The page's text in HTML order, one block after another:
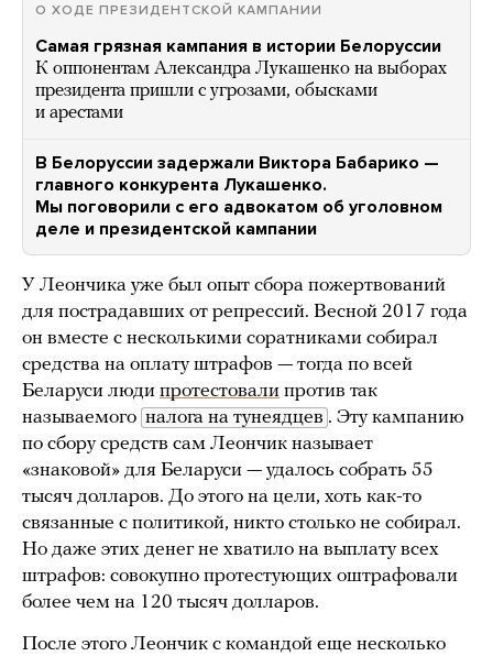
О ХОДЕ ПРЕЗИДЕНТСКОЙ КАМПАНИИ
Самая грязная кампания в истории Белоруссии
К оппонентам Александра Лукашенко на выборах
президента пришли с угрозами, обысками
и арестами
В Белоруссии задержали Виктора Бабарико —
главного конкурента Лукашенко.
Мы поговорили с его адвокатом об уголовном
деле и президентской кампании
У Леончика уже был опыт сбора пожертвований
для пострадавших от репрессий. Весной 2017 года
он вместе с несколькими соратниками собирал
средства на оплату штрафов — тогда по всей
Беларуси люди протестовали против так
называемого налога на тунеядцев . Эту кампанию
по сбору средств сам Леончик называет
«знаковой» для Беларуси — удалось собрать 55
тысяч долларов. До этого на цели, хоть как-то
связанные с политикой, никто столько не собирал.
Но даже этих денег не хватило на выплату всех
штрафов: совокупно протестующих оштрафовали
более чем на 120 тысяч долларов.
После этого Леончик с командой еще несколько